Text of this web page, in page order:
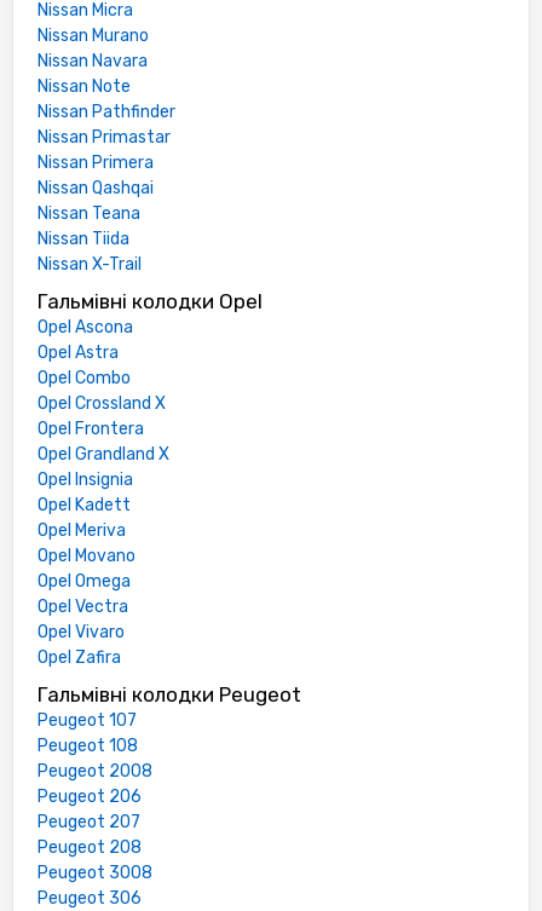
Nissan Micra
Nissan Murano
Nissan Navara
Nissan Note
Nissan Pathfinder
Nissan Primastar
Nissan Primera
Nissan Qashqai
Nissan Teana
Nissan Tiida
Nissan X-Trail
Гальмівні колодки Opel
Opel Ascona
Opel Astra
Opel Combo
Opel Crossland X
Opel Frontera
Opel Grandland X
Opel Insignia
Opel Kadett
Opel Meriva
Opel Movano
Opel Omega
Opel Vectra
Opel Vivaro
Opel Zafira
Гальмівні колодки Peugeot
Peugeot 107
Peugeot 108
Peugeot 2008
Peugeot 206
Peugeot 207
Peugeot 208
Peugeot 3008
Peugeot 306